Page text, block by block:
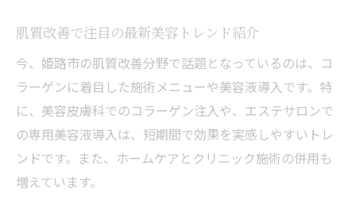
肌質改善で注目の最新美容トレンド紹介
今、姫路市の肌質改善分野で話題となっているのは、コ
ラーゲンに着目した施術メニューや美容液導入です。特
に、美容皮膚科でのコラーゲン注入や、エステサロンで
の専用美容液導入は、短期間で効果を実感しやすいトレ
ンドです。また、ホームケアとクリニック施術の併用も
増えています。